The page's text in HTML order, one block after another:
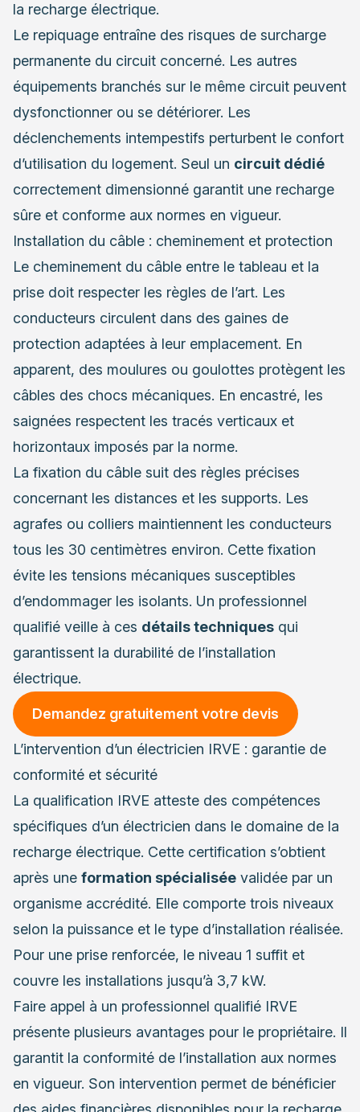
la recharge électrique.
Le repiquage entraîne des risques de surcharge
permanente du circuit concerné. Les autres
équipements branchés sur le même circuit peuvent
dysfonctionner ou se détériorer. Les
déclenchements intempestifs perturbent le confort
d’utilisation du logement. Seul un circuit dédié
correctement dimensionné garantit une recharge
sûre et conforme aux normes en vigueur.
Installation du câble : cheminement et protection
Le cheminement du câble entre le tableau et la
prise doit respecter les règles de l’art. Les
conducteurs circulent dans des gaines de
protection adaptées à leur emplacement. En
apparent, des moulures ou goulottes protègent les
câbles des chocs mécaniques. En encastré, les
saignées respectent les tracés verticaux et
horizontaux imposés par la norme.
La fixation du câble suit des règles précises
concernant les distances et les supports. Les
agrafes ou colliers maintiennent les conducteurs
tous les 30 centimètres environ. Cette fixation
évite les tensions mécaniques susceptibles
d’endommager les isolants. Un professionnel
qualifié veille à ces détails techniques qui
garantissent la durabilité de l’installation
électrique.
Demandez gratuitement votre devis
L’intervention d’un électricien IRVE : garantie de
conformité et sécurité
La qualification IRVE atteste des compétences
spécifiques d’un électricien dans le domaine de la
recharge électrique. Cette certification s’obtient
après une formation spécialisée validée par un
organisme accrédité. Elle comporte trois niveaux
selon la puissance et le type d’installation réalisée.
Pour une prise renforcée, le niveau 1 suffit et
couvre les installations jusqu’à 3,7 kW.
Faire appel à un professionnel qualifié IRVE
présente plusieurs avantages pour le propriétaire. Il
garantit la conformité de l’installation aux normes
en vigueur. Son intervention permet de bénéficier